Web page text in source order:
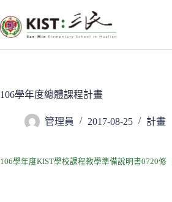
至
主
要
106學年度總體課程計畫
管理員 2017-08-25 計畫
106學年度KIST學校課程教學準備說明書0720修